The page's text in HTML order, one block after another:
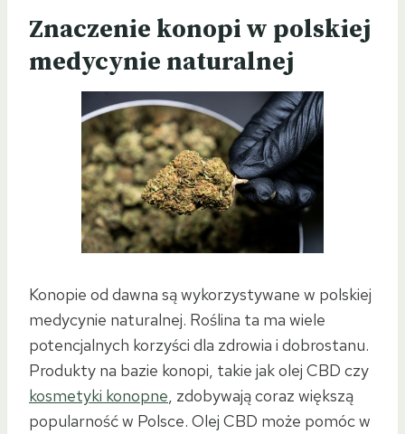
Znaczenie konopi w polskiej
medycynie naturalnej
Konopie od dawna są wykorzystywane w polskiej
medycynie naturalnej. Roślina ta ma wiele
potencjalnych korzyści dla zdrowia i dobrostanu.
Produkty na bazie konopi, takie jak olej CBD czy
kosmetyki konopne, zdobywają coraz większą
popularność w Polsce. Olej CBD może pomóc w